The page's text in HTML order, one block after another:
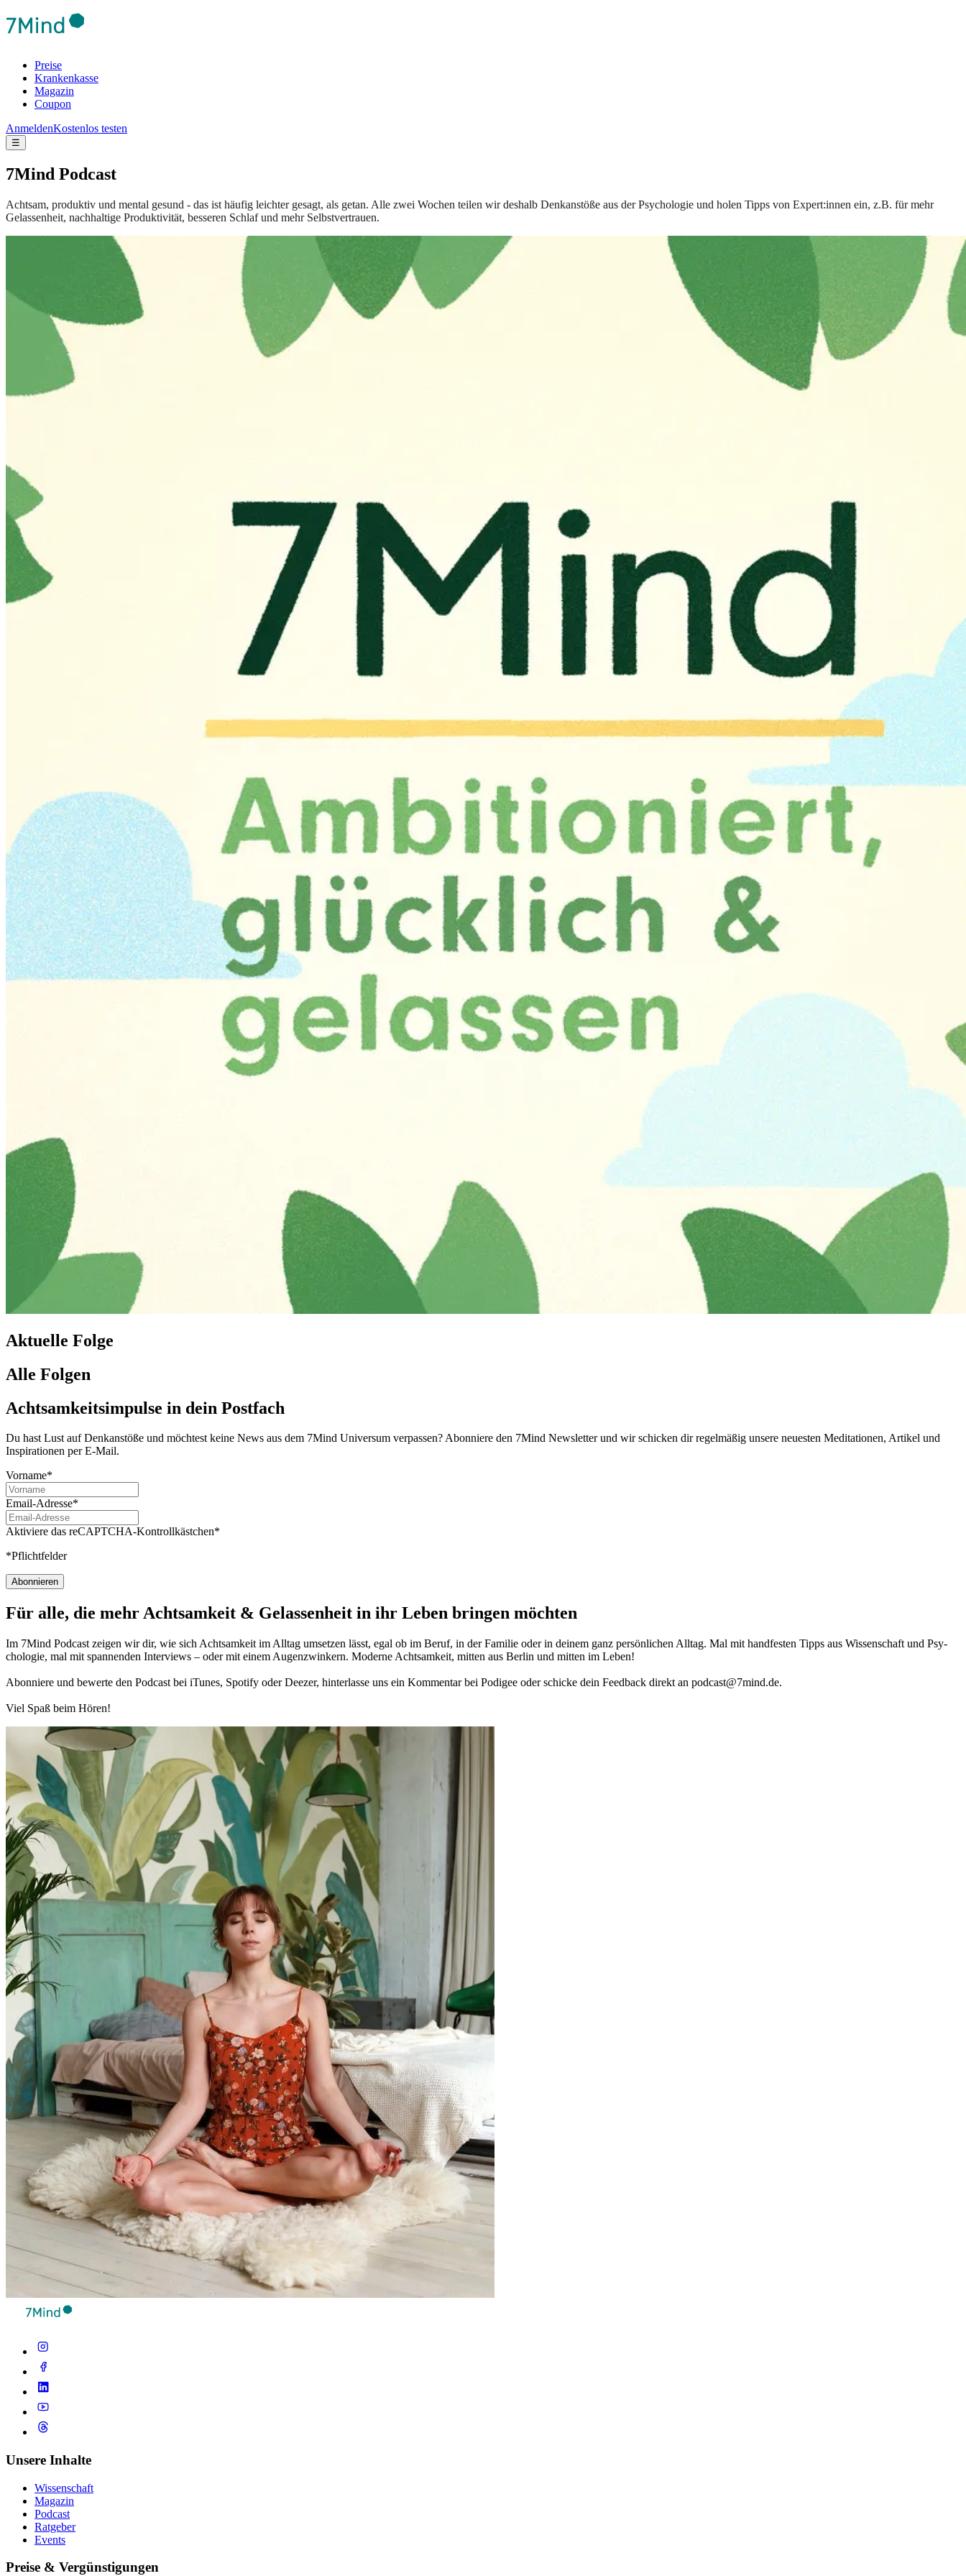
Preise
Krankenkasse
Magazin
Coupon
AnmeldenKostenlos testen
☰
7Mind Podcast
Achtsam, produktiv und mental gesund - das ist häufig leichter gesagt, als getan. Alle zwei Wochen teilen wir deshalb Denkanstöße aus der Psychologie und holen Tipps von Expert:innen ein, z.B. für mehr
Gelassenheit, nachhaltige Produktivität, besseren Schlaf und mehr Selbstvertrauen.
Aktuelle Folge
Alle Folgen
Achtsamkeitsimpulse in dein Postfach
Du hast Lust auf Denkanstöße und möchtest keine News aus dem 7Mind Universum verpassen? Abon­niere den 7Mind News­let­ter und wir schicken dir regelmäßig unsere neuesten Meditationen, Artikel und
Inspirationen per E-Mail.
Vorname*
Email-Adresse*
Aktiviere das reCAPTCHA-Kontrollkästchen*
*Pflichtfelder
Abonnieren
Für alle, die mehr Acht­sam­keit & Gelas­sen­heit in ihr Leben brin­gen möch­ten
Im 7Mind Pod­cast zeigen wir dir, wie sich Acht­sam­keit im Alltag umset­zen lässt, egal ob im Beruf, in der Fami­lie oder in deinem ganz per­sön­li­chen Alltag. Mal mit hand­fes­ten Tipps aus Wis­sen­schaft und Psy­
cho­lo­gie, mal mit spannenden Interviews – oder mit einem Augen­zwin­kern. Moderne Acht­sam­keit, mitten aus Berlin und mitten im Leben!
Abon­niere und bewerte den Pod­cast bei iTunes, Spo­tify oder Deezer, hin­ter­lasse uns ein Kom­men­tar bei Podigee oder schi­cke dein Feed­back direkt an podcast@​7​mind.​de.
Viel Spaß beim Hören!
Unsere Inhalte
Wissenschaft
Magazin
Podcast
Ratgeber
Events
Preise & Vergünstigungen